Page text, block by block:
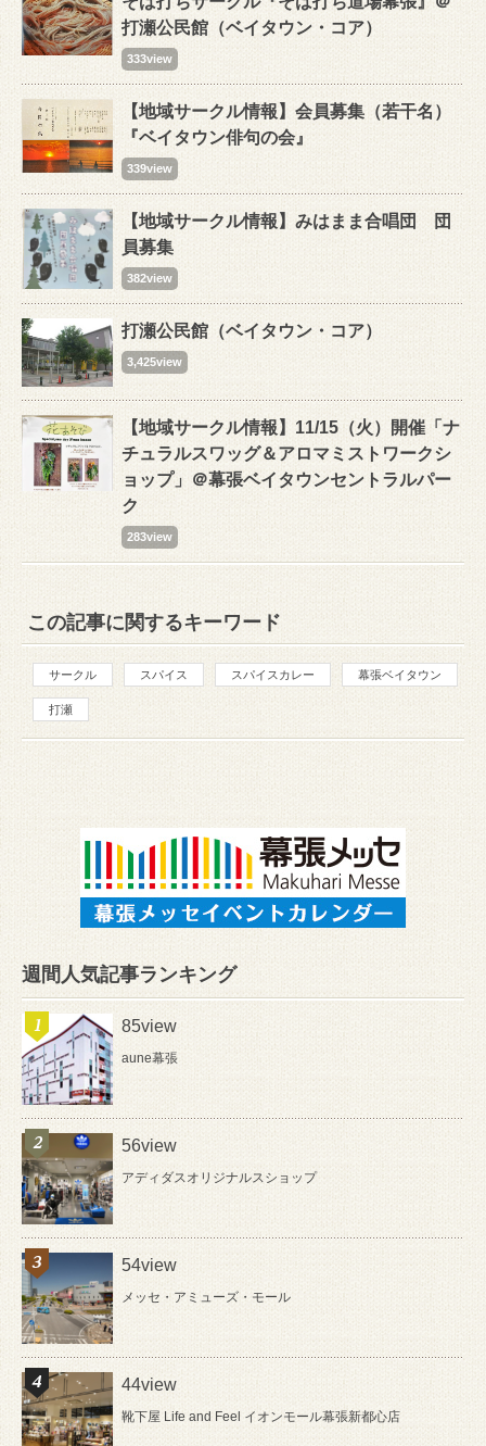
打瀬公民館（ベイタウン・コア）
333view
【地域サークル情報】会員募集（若干名）
『ベイタウン俳句の会』
339view
【地域サークル情報】みはまま合唱団 団
員募集
382view
打瀬公民館（ベイタウン・コア）
3,425view
【地域サークル情報】11/15（火）開催「ナ
チュラルスワッグ＆アロマミストワークシ
ョップ」＠幕張ベイタウンセントラルパー
ク
283view
この記事に関するキーワード
サークル スパイス スパイスカレー 幕張ベイタウン
打瀬
週間人気記事ランキング
85view
aune幕張
56view
アディダスオリジナルスショップ
54view
メッセ・アミューズ・モール
44view
靴下屋 Life and Feel イオンモール幕張新都心店